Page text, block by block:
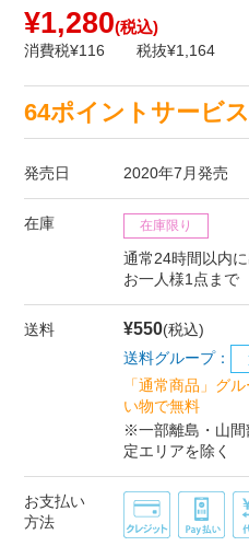
¥1,280(税込)
消費税¥116 税抜¥1,164
64ポイントサービ
発売日 2020年7月発売
在庫 在庫限り
通常24時間以内
お一人様1点まで
送料 ¥550(税込)
送料グループ：
「通常商品」グ
い物で無料
※一部離島・山間
定エリアを除く
お支払い
方法